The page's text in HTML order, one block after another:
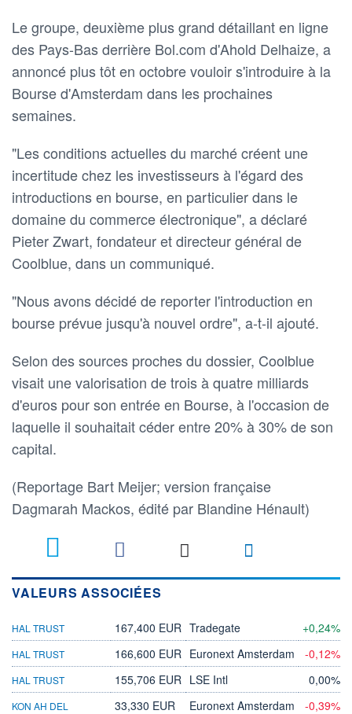
Le groupe, deuxième plus grand détaillant en ligne
des Pays-Bas derrière Bol.com d'Ahold Delhaize, a
annoncé plus tôt en octobre vouloir s'introduire à la
Bourse d'Amsterdam dans les prochaines
semaines.
"Les conditions actuelles du marché créent une
incertitude chez les investisseurs à l'égard des
introductions en bourse, en particulier dans le
domaine du commerce électronique", a déclaré
Pieter Zwart, fondateur et directeur général de
Coolblue, dans un communiqué.
"Nous avons décidé de reporter l'introduction en
bourse prévue jusqu'à nouvel ordre", a-t-il ajouté.
Selon des sources proches du dossier, Coolblue
visait une valorisation de trois à quatre milliards
d'euros pour son entrée en Bourse, à l'occasion de
laquelle il souhaitait céder entre 20% à 30% de son
capital.
(Reportage Bart Meijer; version française
Dagmarah Mackos, édité par Blandine Hénault)
VALEURS ASSOCIÉES
HAL TRUST 167,400 EUR Tradegate +0,24%
HAL TRUST 166,600 EUR Euronext Amsterdam -0,12%
HAL TRUST 155,706 EUR LSE Intl 0,00%
KON AH DEL 33,330 EUR Euronext Amsterdam -0,39%